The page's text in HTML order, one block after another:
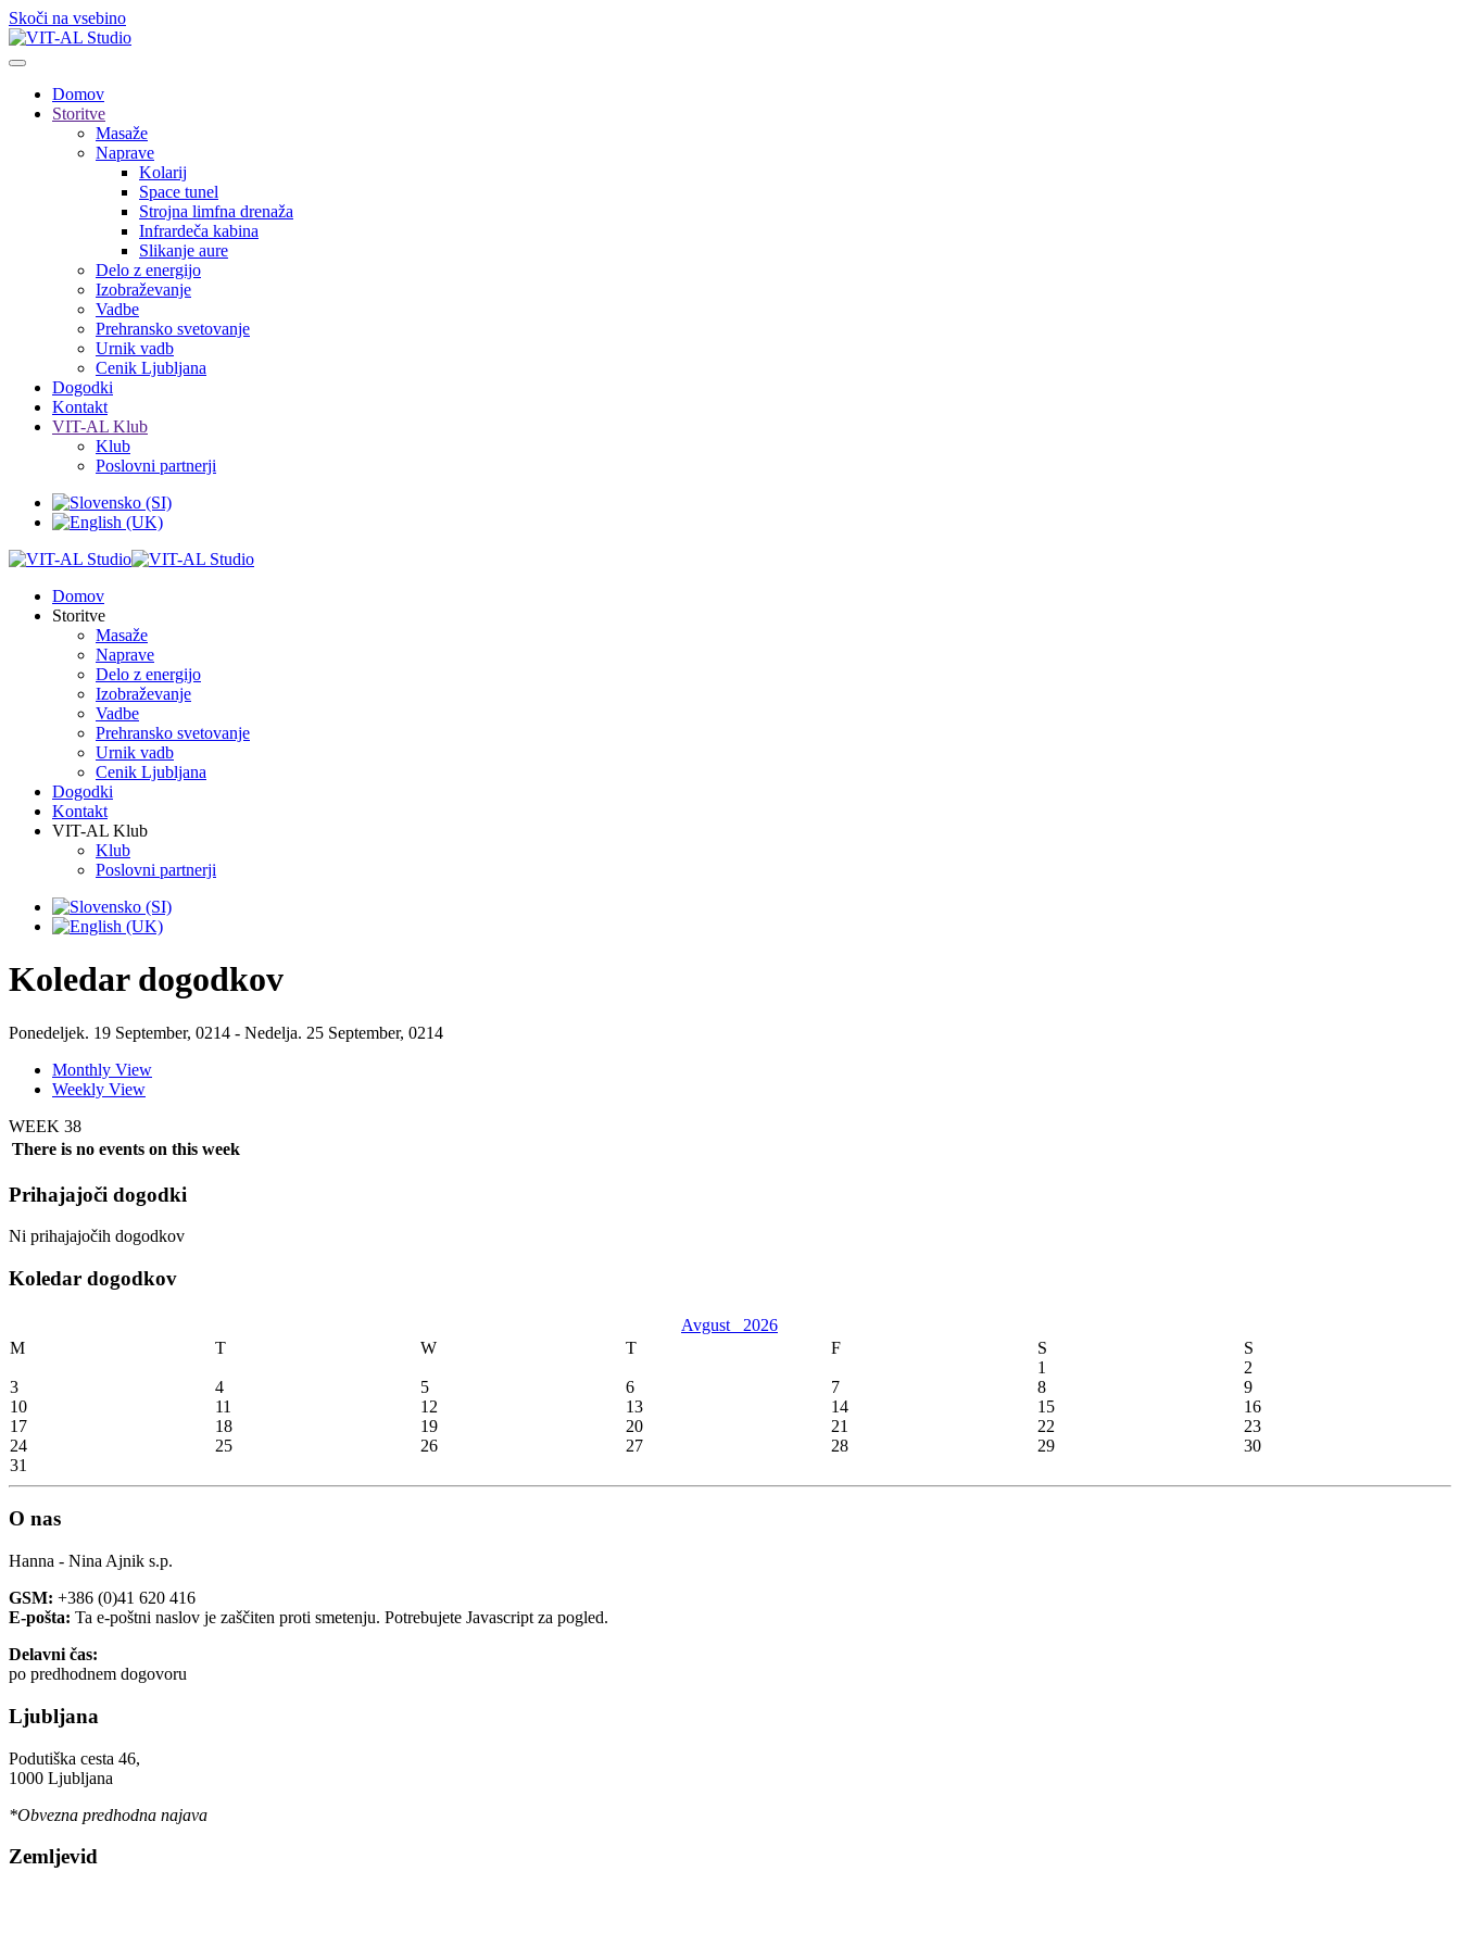
Skoči na vsebino
Domov
Storitve
Masaže
Naprave
Kolarij
Space tunel
Strojna limfna drenaža
Infrardeča kabina
Slikanje aure
Delo z energijo
Izobraževanje
Vadbe
Prehransko svetovanje
Urnik vadb
Cenik Ljubljana
Dogodki
Kontakt
VIT-AL Klub
Klub
Poslovni partnerji
Domov
Storitve
Masaže
Naprave
Delo z energijo
Izobraževanje
Vadbe
Prehransko svetovanje
Urnik vadb
Cenik Ljubljana
Dogodki
Kontakt
VIT-AL Klub
Klub
Poslovni partnerji
Koledar dogodkov
Ponedeljek. 19 September, 0214 - Nedelja. 25 September, 0214
Monthly View
Weekly View
WEEK 38
There is no events on this week
Prihajajoči dogodki
Ni prihajajočih dogodkov
Koledar dogodkov
Avgust 2026
M
T W T F S
S
1
2
3
4 5 6 7 8
9
10
11 12 13 14 15
16
17
18 19 20 21 22
23
24
25 26 27 28 29
30
31
O nas
Hanna - Nina Ajnik s.p.
GSM: +386 (0)41 620 416
E-pošta: Ta e-poštni naslov je zaščiten proti smetenju. Potrebujete Javascript za pogled.
Delavni čas:
po predhodnem dogovoru
Ljubljana
Podutiška cesta 46,
1000 Ljubljana
*Obvezna predhodna najava
Zemljevid